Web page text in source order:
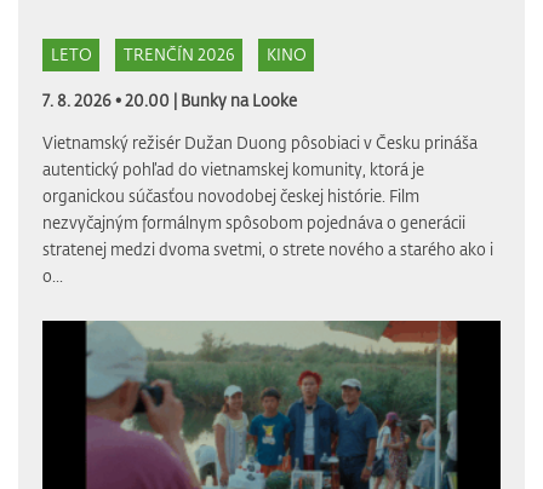
LETO TRENČÍN 2026 KINO
7. 8. 2026 • 20.00 | Bunky na Looke
Vietnamský režisér Dužan Duong pôsobiaci v Česku prináša
autentický pohľad do vietnamskej komunity, ktorá je
organickou súčasťou novodobej českej histórie. Film
nezvyčajným formálnym spôsobom pojednáva o generácii
stratenej medzi dvoma svetmi, o strete nového a starého ako i
o...